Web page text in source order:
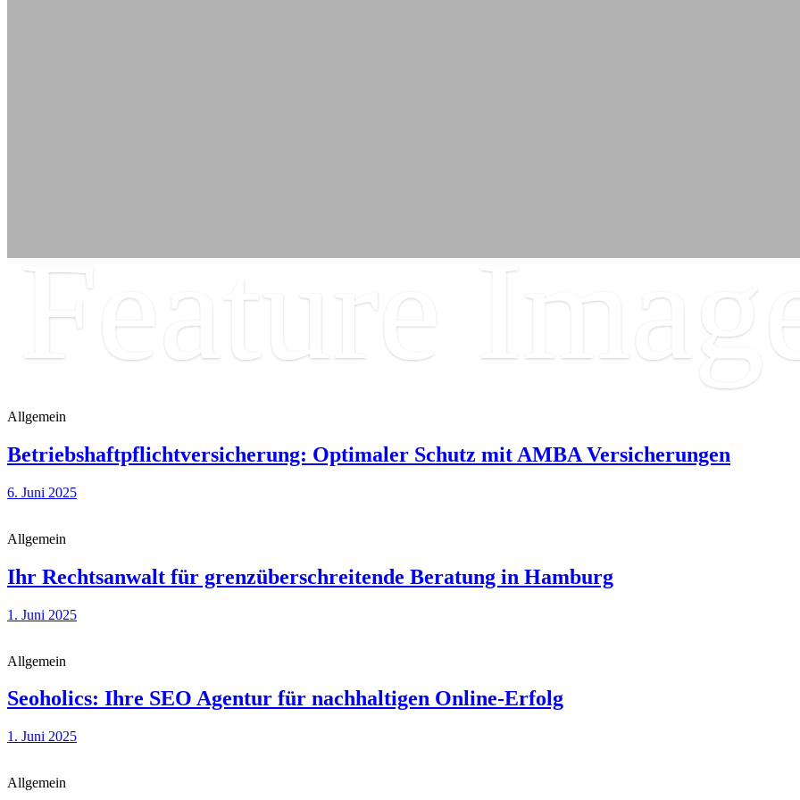
Feature
Allgemein
Betriebshaftpflichtversicherung: Optimaler Schutz mit AMBA Versicherungen
6. Juni 2025
Allgemein
Ihr Rechtsanwalt für grenzüberschreitende Beratung in Hamburg
1. Juni 2025
Allgemein
Seoholics: Ihre SEO Agentur für nachhaltigen Online-Erfolg
1. Juni 2025
Allgemein